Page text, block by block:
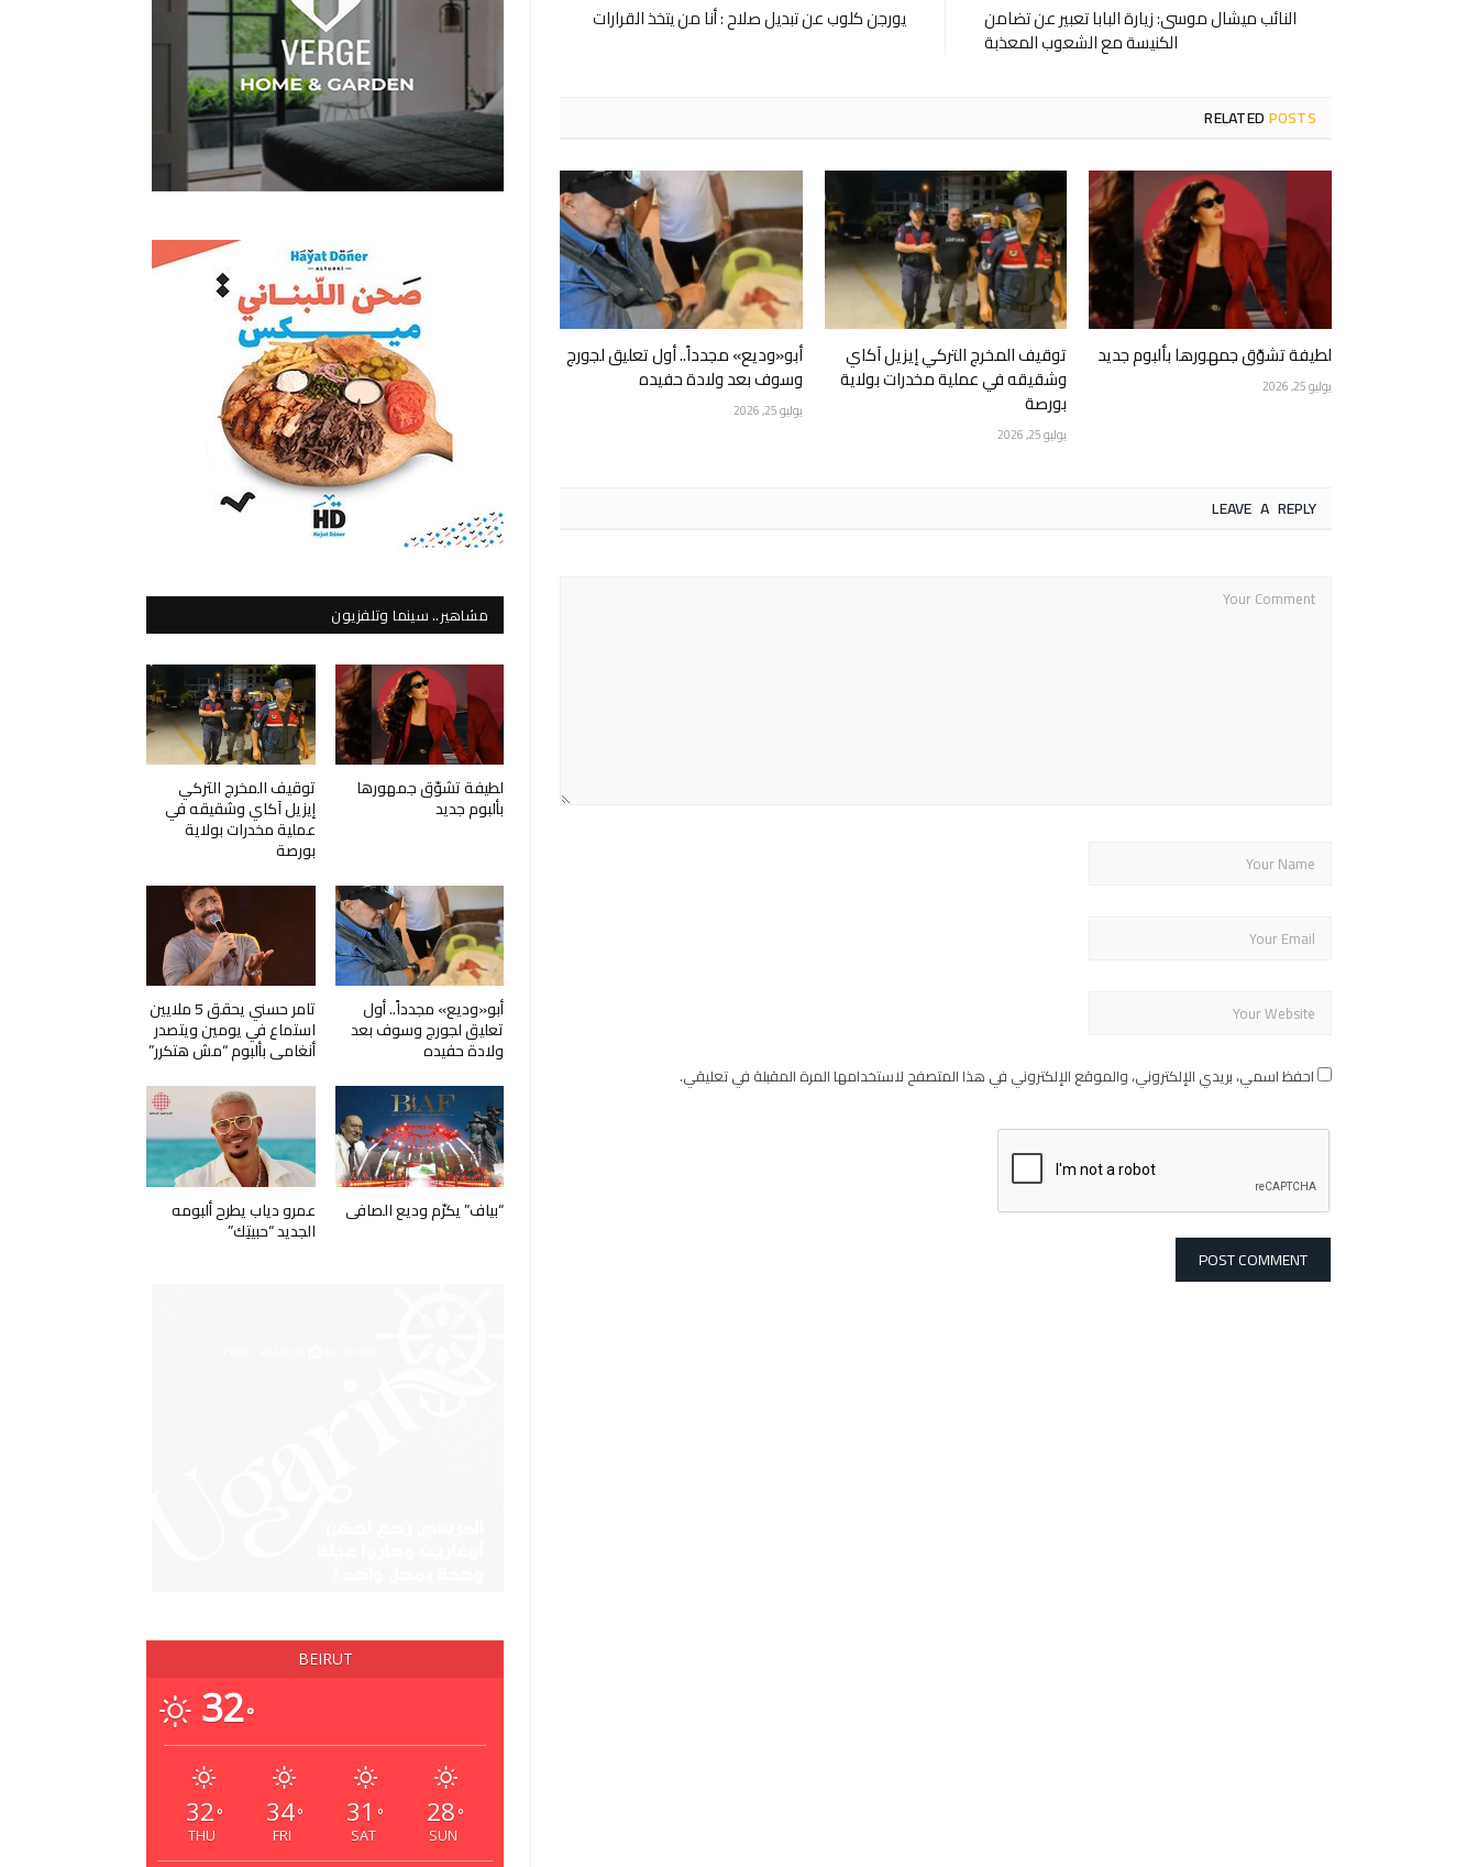
النائب ميشال موسى: زيارة البابا تعبير عن تضامن
الكنيسة مع الشعوب المعذبة
يورجن كلوب عن تبديل صلاح : أنا من يتخذ القرارات
RELATEDPOSTS
لطيفة تشوّق جمهورها بألبوم جديد
يوليو 25, 2026
توقيف المخرج التركي إيزيل آكاي
وشقيقه في عملية مخدرات بولاية
بورصة
يوليو 25, 2026
أبو«وديع» مجدداً.. أول تعليق لجورج
وسوف بعد ولادة حفيده
يوليو 25, 2026
LEAVE A REPLY
احفظ اسمي، بريدي الإلكتروني، والموقع الإلكتروني في هذا المتصفح لاستخدامها المرة المقبلة في تعليقي.
مشاهير.. سينما وتلفزيون
لطيفة تشوّق جمهورها
بألبوم جديد
توقيف المخرج التركي
إيزيل آكاي وشقيقه في
عملية مخدرات بولاية
بورصة
أبو«وديع» مجدداً.. أول
تعليق لجورج وسوف بعد
ولادة حفيده
تامر حسني يحقق 5 ملايين
استماع في يومين ويتصدر
أنغامي بألبوم “مش هتكرر”
“بياف” يكرّم وديع الصافي عمرو دياب يطرح ألبومه
الجديد “حبيتِك”
BEIRUT
32°
32 °
THU
34°
FRI
31 °
SAT
28 °
SUN